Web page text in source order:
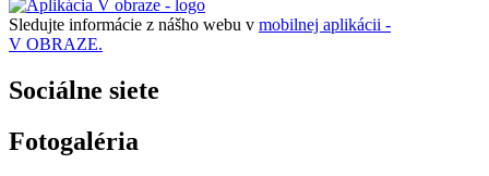
Sledujte informácie z nášho webu v mobilnej aplikácii -
V OBRAZE.
Sociálne siete
Fotogaléria